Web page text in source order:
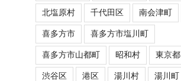
北塩原村 千代田区 南会津町
喜多方市 喜多方市塩川町
喜多方市山都町 昭和村 東京都
渋谷区 港区 湯川村 湯川町